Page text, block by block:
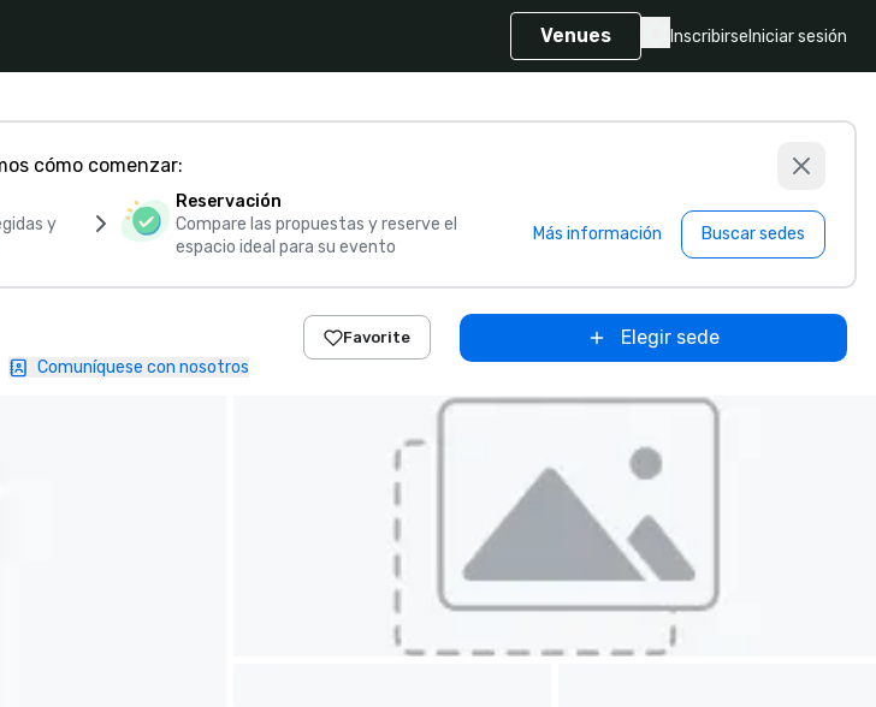
Venues Inscribirse Iniciar sesión
cómo comenzar:
y
Reservación
Compare las propuestas y reserve el
espacio ideal para su evento
Más información Buscar sedes
Comuníquese con nosotros
Favorite Elegir sede